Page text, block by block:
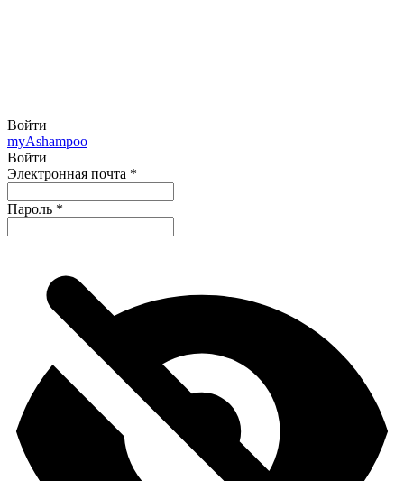
Войти
myAshampoo
Войти
Электронная почта *
Пароль *